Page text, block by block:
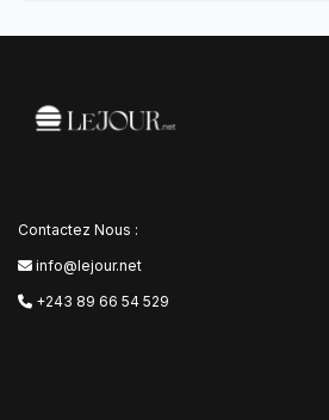
Contactez Nous :
info@lejour.net
+243 89 66 54 529